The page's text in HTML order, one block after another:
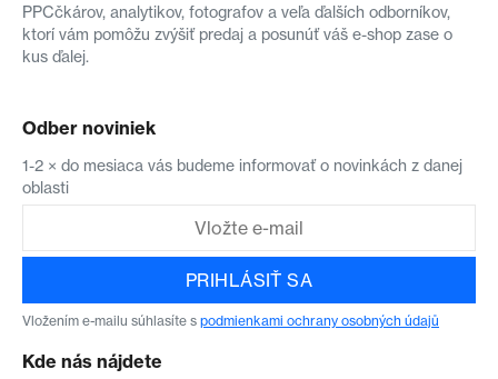
PPCčkárov, analytikov, fotografov a veľa ďalších odborníkov,
ktorí vám pomôžu zvýšiť predaj a posunúť váš e-shop zase o
kus ďalej.
Odber noviniek
1-2 × do mesiaca vás budeme informovať o novinkách z danej
oblasti
PRIHLÁSIŤ SA
Vložením e-mailu súhlasíte s podmienkami ochrany osobných údajů
Kde nás nájdete